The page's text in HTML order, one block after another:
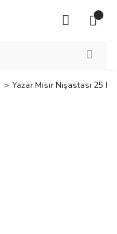
Yazar Mısır Nişastası 25